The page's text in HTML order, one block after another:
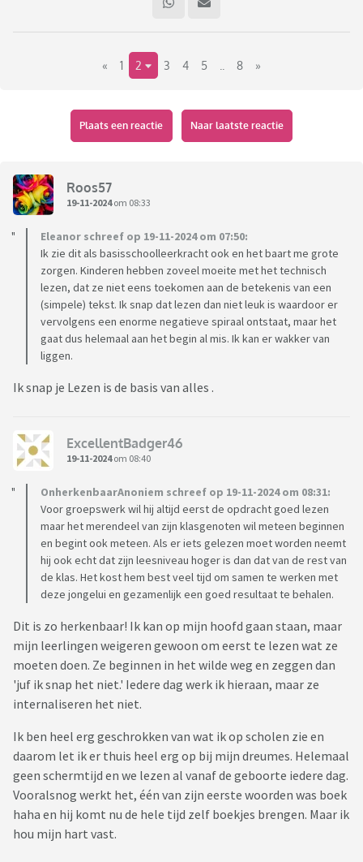
twintig jaar werken in het onderwijs merk ik zeker dat het
niveau naar beneden gaat. Ik heb nu echt leerlingen die
amper een zin vloeiend kunnen lezen.
genomen. Zo is er een vast leesuur bij Nederlands, hebben we
allemaal mooie nieuwe boeken en wordt er ook ingezet op
lezen bij de andere vakken.
Uit de leesmonitor blijkt dat de laatste jaren leerlingen
vanaf groep 6 al minder gaan lezen, vervolgens lezen ze in
significant minder.
« 1 2 3 4 5 8 »
Plaats een reactie Naar laatste reactie
Roos57
19-11-2024om 08:33
Eleanor schreef op 19-11-2024 om 07:50:
Ik zie dit als basisschoolleerkracht ook en het baart me grote
zorgen. Kinderen hebben zoveel moeite met het technisch
lezen, dat ze niet eens toekomen aan de betekenis van een
(simpele) tekst. Ik snap dat lezen dan niet leuk is waardoor er
vervolgens een enorme negatieve spiraal ontstaat, maar het
gaat dus helemaal aan het begin al mis. Ik kan er wakker van
liggen.
Ik snap je Lezen is de basis van alles .
ExcellentBadger46
19-11-2024om 08:40
OnherkenbaarAnoniem schreef op 19-11-2024 om 08:31:
Voor groepswerk wil hij altijd eerst de opdracht goed lezen
maar het merendeel van zijn klasgenoten wil meteen beginnen
en begint ook meteen. Als er iets gelezen moet worden neemt
hij ook echt dat zijn leesniveau hoger is dan dat van de rest van
de klas. Het kost hem best veel tijd om samen te werken met
deze jongelui en gezamenlijk een goed resultaat te behalen.
Dit is zo herkenbaar! Ik kan op mijn hoofd gaan staan, maar
mijn leerlingen weigeren gewoon om eerst te lezen wat ze
moeten doen. Ze beginnen in het wilde weg en zeggen dan
'juf ik snap het niet.' Iedere dag werk ik hieraan, maar ze
internaliseren het niet.
Ik ben heel erg geschrokken van wat ik op scholen zie en
daarom let ik er thuis heel erg op bij mijn dreumes. Helemaal
geen schermtijd en we lezen al vanaf de geboorte iedere dag.
Vooralsnog werkt het, één van zijn eerste woorden was boek
haha en hij komt nu de hele tijd zelf boekjes brengen. Maar ik
hou mijn hart vast.